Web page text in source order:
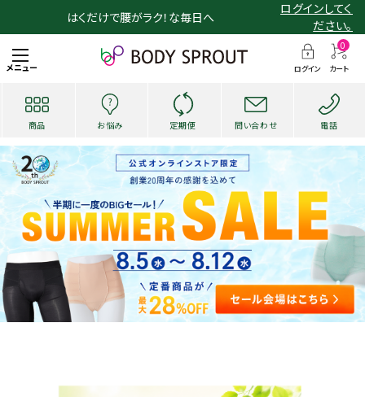
はくだけで腰がラク！な毎日へ
ログインしてく
ださい。
メニュー ログイン
0
カート
商品 お悩み 定期便 問い合わせ 電話
search
お悩み・用途から探す